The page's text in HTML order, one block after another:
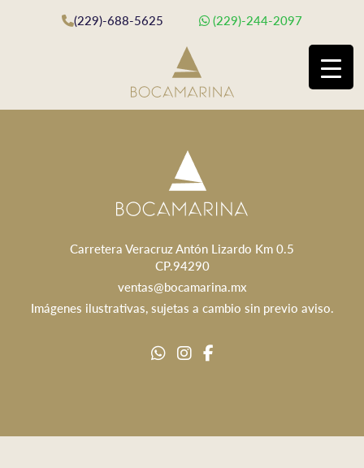
(229)-688-5625 (229)-244-2097
Carretera Veracruz Antón Lizardo Km 0.5
CP.94290
ventas@bocamarina.mx
Imágenes ilustrativas, sujetas a cambio sin previo aviso.